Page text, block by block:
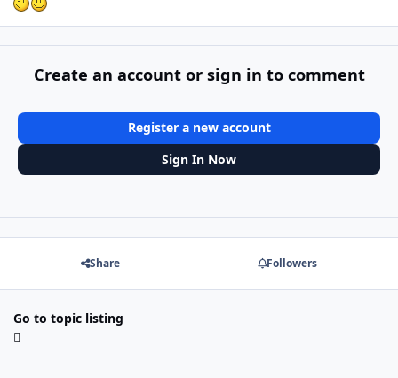
Create an account or sign in to comment
Register a new account
Sign In Now
Share Followers
Go to topic listing